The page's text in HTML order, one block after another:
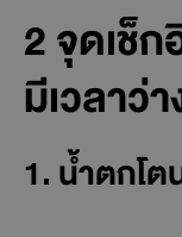
เหลืองทองในฤดูร้
โดยเฉพาะ “หินเ
ของนักเดินทาง
ความงดงามของธ
มอบความรู้สึกอิ่มใ